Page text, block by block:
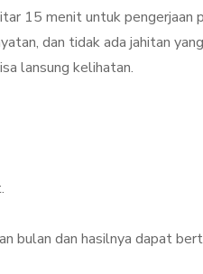
15 menit untuk pengerjaan
dan tidak ada jahitan yang
lansung kelihatan.
bulan dan hasilnya dapat